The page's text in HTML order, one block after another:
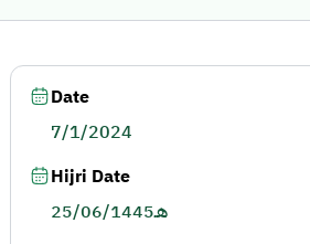
Date
7/1/2024
Hijri Date
25/06/1445هـ